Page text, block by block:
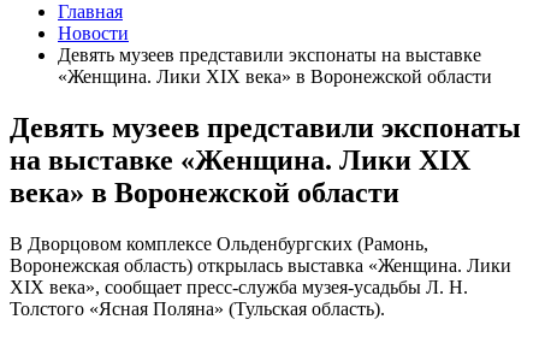
Главная
Новости
Девять музеев представили экспонаты на выставке
«Женщина. Лики XIX века» в Воронежской области
Девять музеев представили экспонаты
на выставке «Женщина. Лики XIX
века» в Воронежской области
В Дворцовом комплексе Ольденбургских (Рамонь,
Воронежская область) открылась выставка «Женщина. Лики
XIX века», сообщает пресс-служба музея-усадьбы Л. Н.
Толстого «Ясная Поляна» (Тульская область).